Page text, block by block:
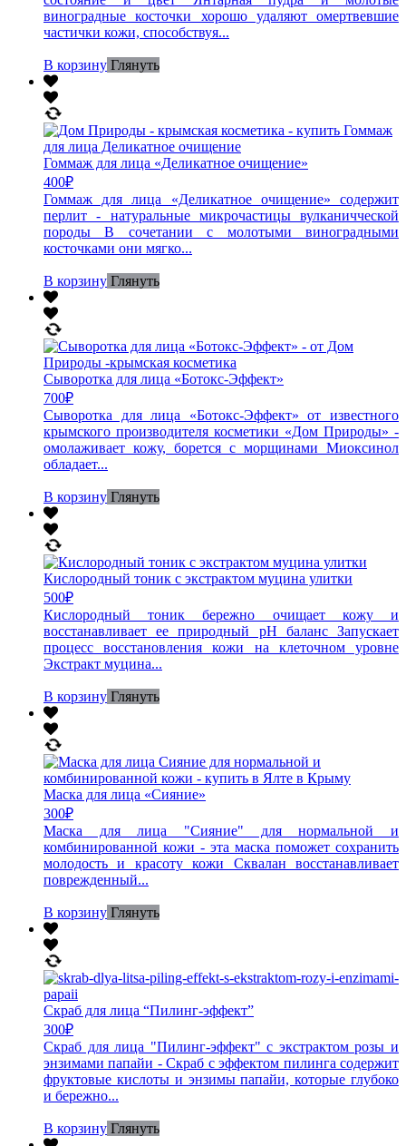
виноградные косточки хорошо удаляют омертвевшие
частички кожи, способствуя...
В корзину Глянуть
Гоммаж для лица «Деликатное очищение»
400₽
Гоммаж для лица «Деликатное очищение» содержит
перлит - натуральные микрочастицы вулканичческой
породы В сочетании с молотыми виноградными
косточками они мягко...
В корзину Глянуть
Сыворотка для лица «Ботокс-Эффект»
700₽
Сыворотка для лица «Ботокс-Эффект» от известного
крымского производителя косметики «Дом Природы» -
омолаживает кожу, борется с морщинами Миоксинол
обладает...
В корзину Глянуть
Кислородный тоник с экстрактом муцина улитки
500₽
Кислородный тоник бережно очищает кожу и
восстанавливает ее природный рН баланс Запускает
процесс восстановления кожи на клеточном уровне
Экстракт муцина...
В корзину Глянуть
Маска для лица «Сияние»
300₽
Маска для лица "Сияние" для нормальной и
комбинированной кожи - эта маска поможет сохранить
молодость и красоту кожи Сквалан восстанавливает
поврежденный...
В корзину Глянуть
Скраб для лица “Пилинг-эффект”
300₽
Скраб для лица "Пилинг-эффект" с экстрактом розы и
энзимами папайи - Скраб с эффектом пилинга содержит
фруктовые кислоты и энзимы папайи, которые глубоко
и бережно...
В корзину Глянуть